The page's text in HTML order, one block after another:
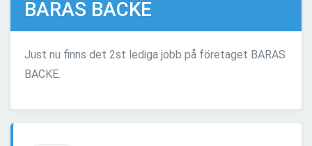
BARAS BACKE
Just nu finns det 2st lediga jobb på företaget BARAS
BACKE.